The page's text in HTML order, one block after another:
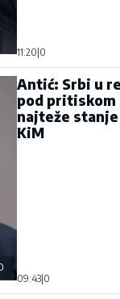
11:20 0
KLUBA
Antić: Srbi u
pod pritiskom
najteže
KiM
09:43 0